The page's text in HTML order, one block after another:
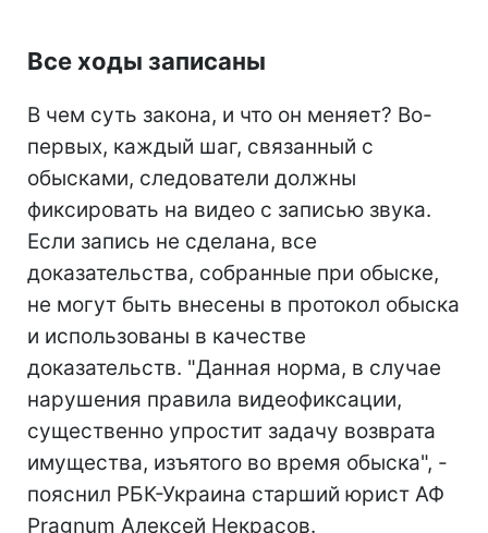
Все ходы записаны
В чем суть закона, и что он меняет? Во-
первых, каждый шаг, связанный с
обысками, следователи должны
фиксировать на видео с записью звука.
Если запись не сделана, все
доказательства, собранные при обыске,
не могут быть внесены в протокол обыска
и использованы в качестве
доказательств. "Данная норма, в случае
нарушения правила видеофиксации,
существенно упростит задачу возврата
имущества, изъятого во время обыска", -
пояснил РБК-Украина старший юрист АФ
Pragnum Алексей Некрасов.